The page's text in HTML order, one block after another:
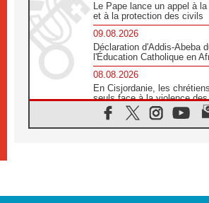
Le Pape lance un appel à
et à la protection des civils
09.08.2026
Déclaration d'Addis-Abeba
l'Éducation Catholique en
08.08.2026
En Cisjordanie, les
seuls face à la violence
08.08.2026
Léon XIV au sanctuaire de
08.08.2026